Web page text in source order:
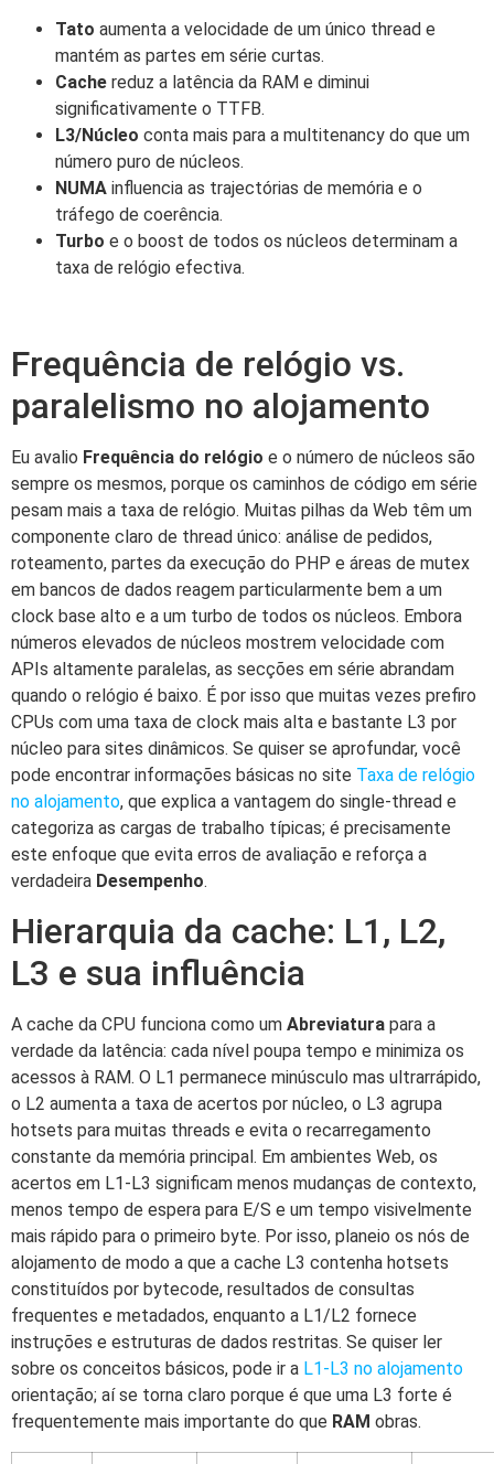
Tato aumenta a velocidade de um único thread e
mantém as partes em série curtas.
Cache reduz a latência da RAM e diminui
significativamente o TTFB.
L3/Núcleo conta mais para a multitenancy do que um
número puro de núcleos.
NUMA influencia as trajectórias de memória e o
tráfego de coerência.
Turbo e o boost de todos os núcleos determinam a
taxa de relógio efectiva.
Frequência de relógio vs.
paralelismo no alojamento
Eu avalio Frequência do relógio e o número de núcleos são
sempre os mesmos, porque os caminhos de código em série
pesam mais a taxa de relógio. Muitas pilhas da Web têm um
componente claro de thread único: análise de pedidos,
roteamento, partes da execução do PHP e áreas de mutex
em bancos de dados reagem particularmente bem a um
clock base alto e a um turbo de todos os núcleos. Embora
números elevados de núcleos mostrem velocidade com
APIs altamente paralelas, as secções em série abrandam
quando o relógio é baixo. É por isso que muitas vezes prefiro
CPUs com uma taxa de clock mais alta e bastante L3 por
núcleo para sites dinâmicos. Se quiser se aprofundar, você
pode encontrar informações básicas no site Taxa de relógio
no alojamento, que explica a vantagem do single-thread e
categoriza as cargas de trabalho típicas; é precisamente
este enfoque que evita erros de avaliação e reforça a
verdadeira Desempenho.
Hierarquia da cache: L1, L2,
L3 e sua influência
A cache da CPU funciona como um Abreviatura para a
verdade da latência: cada nível poupa tempo e minimiza os
acessos à RAM. O L1 permanece minúsculo mas ultrarrápido,
o L2 aumenta a taxa de acertos por núcleo, o L3 agrupa
hotsets para muitas threads e evita o recarregamento
constante da memória principal. Em ambientes Web, os
acertos em L1-L3 significam menos mudanças de contexto,
menos tempo de espera para E/S e um tempo visivelmente
mais rápido para o primeiro byte. Por isso, planeio os nós de
alojamento de modo a que a cache L3 contenha hotsets
constituídos por bytecode, resultados de consultas
frequentes e metadados, enquanto a L1/L2 fornece
instruções e estruturas de dados restritas. Se quiser ler
sobre os conceitos básicos, pode ir a L1-L3 no alojamento
orientação; aí se torna claro porque é que uma L3 forte é
frequentemente mais importante do que RAM obras.